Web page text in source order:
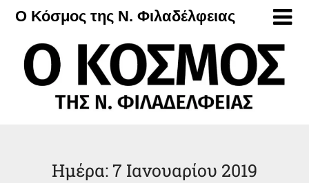
Μετάβαση
περιεχόμενο
Ο Κόσμος της Ν. Φιλαδέλφειας
Ημέρα: 7 Ιανουαρίου 2019